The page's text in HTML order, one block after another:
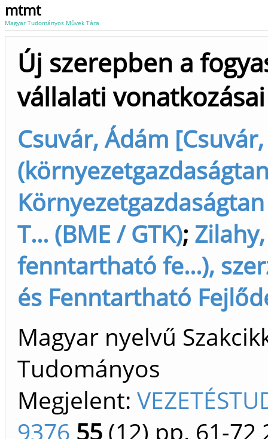
mtmt
Magyar Tudományos Művek Tára
Új szerepben a
vállalati vonatkozásai
Csuvár, Ádám
T... (BME / GTK);
fenntartható fe...),
és Fenntartható
Magyar nyelvű
Tudományos
Megjelent:
9376 55 (12) pp. 61-72